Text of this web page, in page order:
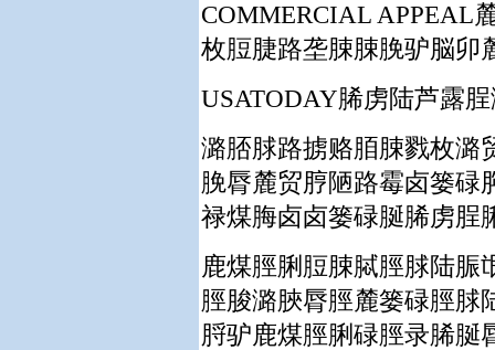
COMMERCIAL APPEAL
枚脰脻路垄脨脨脕驴脳卯
USATODAY脪虏陆芦露
潞脴脙路掳赂脜脨戮枚潞
脕脣麓贸脝陋路霉卤篓碌
禄煤脢卤卤篓碌脠脪虏脭
鹿煤脛脷脰脨脦脛脙陆脤
脛脧潞脥脣脛麓篓碌脛脙
脟驴鹿煤脛脷碌脛录脪脠